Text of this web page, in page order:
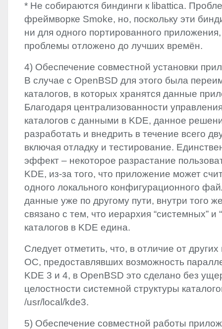
* Не собираются биндинги к libattica.
фреймворке Smoke, но, поскольку эти
ни для одного портированного
проблемы отложено до лучших времён.
4) Обеспечение совместной установки
В случае с OpenBSD для этого была
каталогов, в которых хранятся данные
Благодаря централизованности
каталогов с данными в KDE, данное
разработать и внедрить в течение всего
включая отладку и тестирование.
эффект – некоторое разрастание
KDE, из-за того, что приложение может
одного локального конфигурационного
данные уже по другому пути, внутри того
связано с тем, что иерархия “системных” и
каталогов в KDE едина.
Следует отметить, что, в отличие от
ОС, предоставлявших возможность
KDE 3 и 4, в OpenBSD это сделано без
целостности системной структуры
/usr/local/kde3.
5) Обеспечение совместной работы